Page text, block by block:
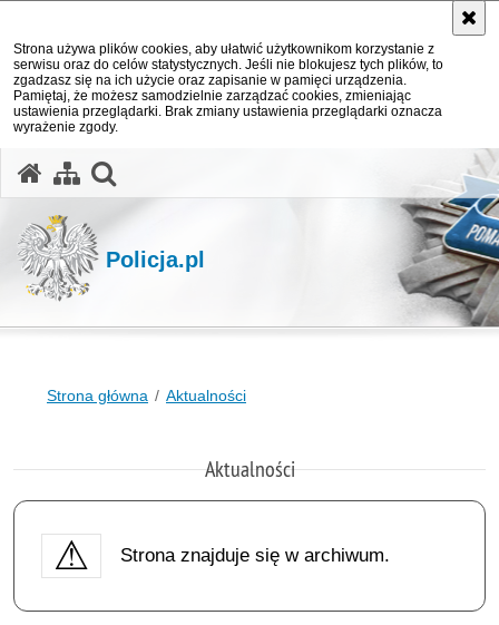
Strona używa plików cookies, aby ułatwić użytkownikom korzystanie z
serwisu oraz do celów statystycznych. Jeśli nie blokujesz tych plików, to
zgadzasz się na ich użycie oraz zapisanie w pamięci urządzenia.
Pamiętaj, że możesz samodzielnie zarządzać cookies, zmieniając
ustawienia przeglądarki. Brak zmiany ustawienia przeglądarki oznacza
wyrażenie zgody.
Policja.pl
Strona główna Aktualności
Aktualności
Strona znajduje się w archiwum.